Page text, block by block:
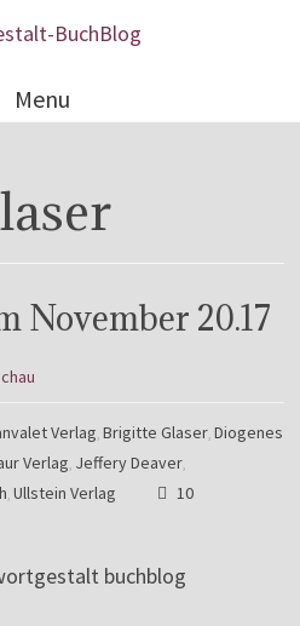
Menu
November 20.17
Verlag,Brigitte Glaser,Diogenes
Verlag, Jeffery Deaver,
,Ullstein Verlag
10